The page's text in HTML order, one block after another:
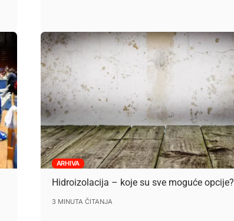
ARHIVA
Hidroizolacija – koje su sve moguće opcije?
3 MINUTA ČITANJA